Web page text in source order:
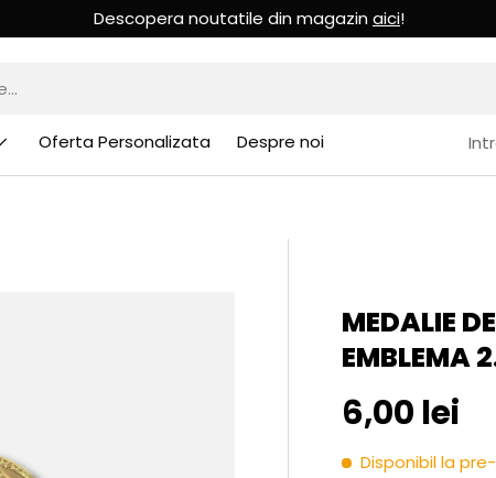
Descopera noutatile din magazin aici!
Oferta Personalizata Despre noi
MEDALIE
EMBLEMA
Pret initial
6,00 lei
Disponibil la